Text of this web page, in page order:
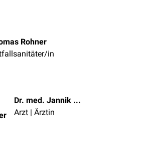
Rohner
in
Dr. med. Jannik Winter
Arzt | Ärztin